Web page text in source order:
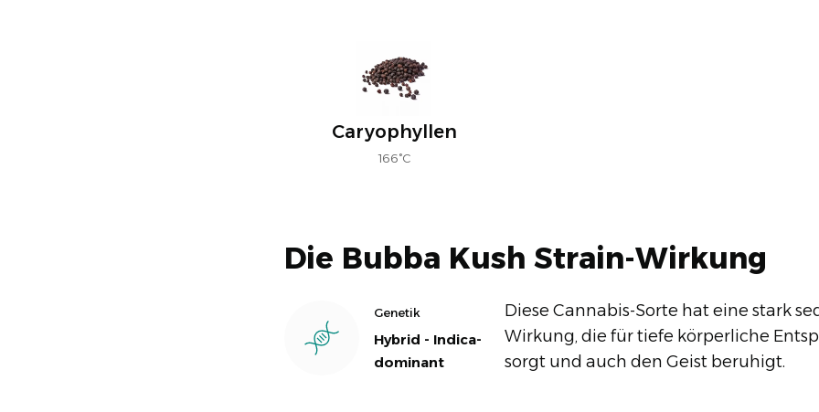
Caryophyllen
166°C
Die Bubba Kush Strain-Wirkung
Genetik
Hybrid - Indica-
dominant
Diese Cannabis-Sorte hat eine stark
Wirkung, die für tiefe körperliche
sorgt und auch den Geist beruhigt.